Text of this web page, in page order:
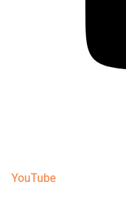
YouTube